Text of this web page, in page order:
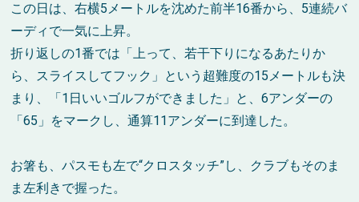
この日は、右横5メートルを沈めた前半16番から、5連続バ
ーディで一気に上昇。
折り返しの1番では「上って、若干下りになるあたりか
ら、スライスしてフック」という超難度の15メートルも決
まり、「1日いいゴルフができました」と、6アンダーの
「65」をマークし、通算11アンダーに到達した。
お箸も、パスモも左で“クロスタッチ”し、クラブもそのま
ま左利きで握った。